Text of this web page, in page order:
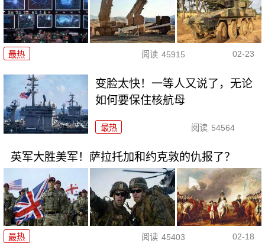
最热 阅读 45915 02-23
变脸太快！一等人又说了，无论
如何要保住核航母
最热 阅读 54564
英军大胜美军！萨拉托加和约克敦的仇报了？
最热 阅读 45403 02-18